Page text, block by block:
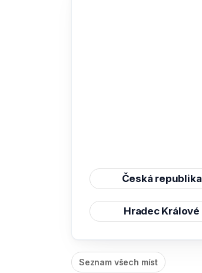
Česká republika
Hradec Králové
Seznam všech míst